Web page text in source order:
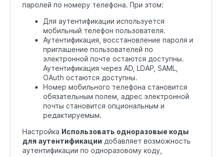
паролей по номеру телефона. При этом:
Для аутентификации используется
мобильный телефон пользователя.
Аутентификация, восстановление пароля и
приглашение пользователей по
электронной почте остаются доступны.
Аутентификация через AD, LDAP, SAML,
OAuth остаются доступны.
Номер мобильного телефона становится
обязательным полем, адрес электронной
почты становится опциональным и
редактируемым.
Настройка Использовать одноразовые коды
для аутентификации добавляет возможность
аутентификации по одноразовому коду,